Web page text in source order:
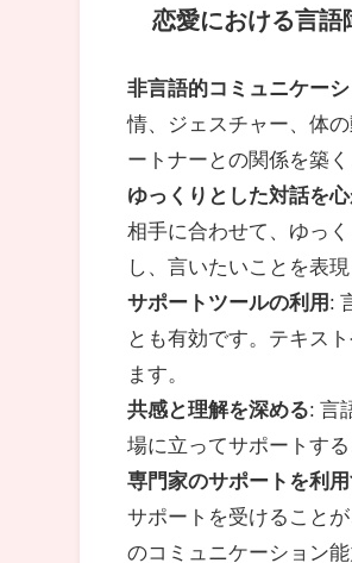
恋愛における言語
非言語的コミュニケー
情、ジェスチャー、体
ートナーとの関係を築く
ゆっくりとした対話を
相手に合わせて、ゆっ
し、言いたいことを表
サポートツールの利用 :
とも有効です。テキス
ます。
共感と理解を深める: 言
場に立ってサポートす
専門家のサポートを利
サポートを受けること
のコミュニケーション